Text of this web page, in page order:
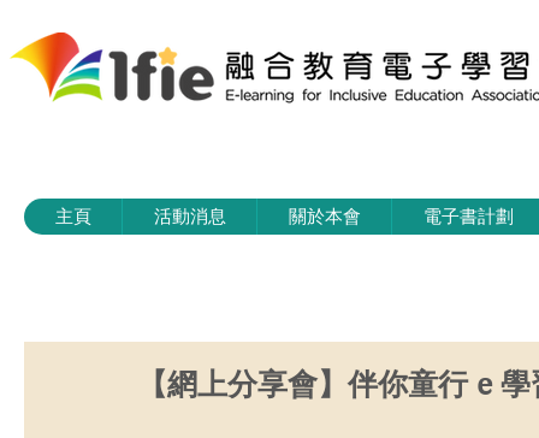
主頁 活動消息 關於本會 電子書計劃
【網上分享會】伴你童行 e 學